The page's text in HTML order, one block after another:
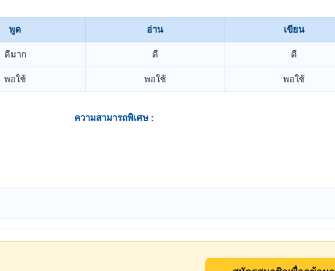
พูด อ่าน เขียน
ดีมาก ดี ดี
พอใช้ พอใช้ พอใช้
ความสามารถพิเศษ :